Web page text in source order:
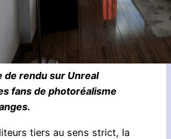
de rendu sur Unreal
fans de photoréalisme
tiers au sens strict, la